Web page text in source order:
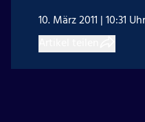
10. März 2011 | 10:31 Uhr